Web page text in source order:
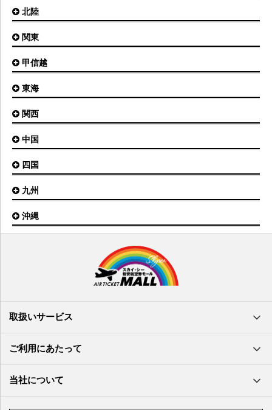
旭川空港
オホーツク紋別空港
釧路空港
稚内空港
とかち帯広空港
根室中標津空港
奥尻空港
利尻空港
仙台空港
青森空港
三沢空港
福島空港
大館能代空港
庄内空港
山形空港
北陸
小松空港
能登空港
関東
東京(羽田)空港
茨城空港
八丈島空港
甲信越
新潟空港
東海
名古屋(中部)空港
静岡空港
関西
大阪(伊丹)空港
神戸空港
南紀白浜空港
但馬空港
中国
広島空港
山口宇部空港
出雲空港
米子空港
四国
松山空港
徳島空港
九州
福岡空港
鹿児島空港
北九州空港
徳之島空港
沖縄
南大東空港
多良間空港
取扱いサービス
ご利用にあたって
当社について